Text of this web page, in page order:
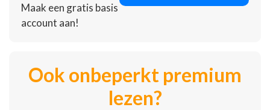
Maak een gratis basis
account aan!
Ook onbeperkt premium
lezen?